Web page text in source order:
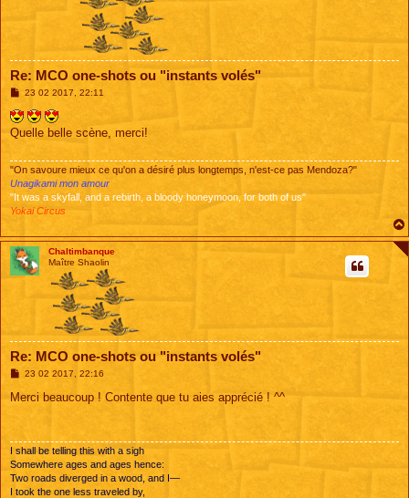
Re: MCO one-shots ou "instants volés"
M
s
s
a
23 02 2017, 22:11
Quelle belle scène, merci!
"On savoure mieux ce qu'on a désiré plus longtemps, n'est-ce pas Mendoza?"
Unagikami mon amour
"It was a skyfall, and a rebirth, a bloody honeymoon, for both of us"
Yokai Circus
Chaltimbanque
Maître Shaolin
Re: MCO one-shots ou "instants volés"
M
s
23 02 2017, 22:16
Merci beaucoup ! Contente que tu aies apprécié ! ^^
I shall be telling this with a sigh
Somewhere ages and ages hence:
Two roads diverged in a wood, and I—
I took the one less traveled by,